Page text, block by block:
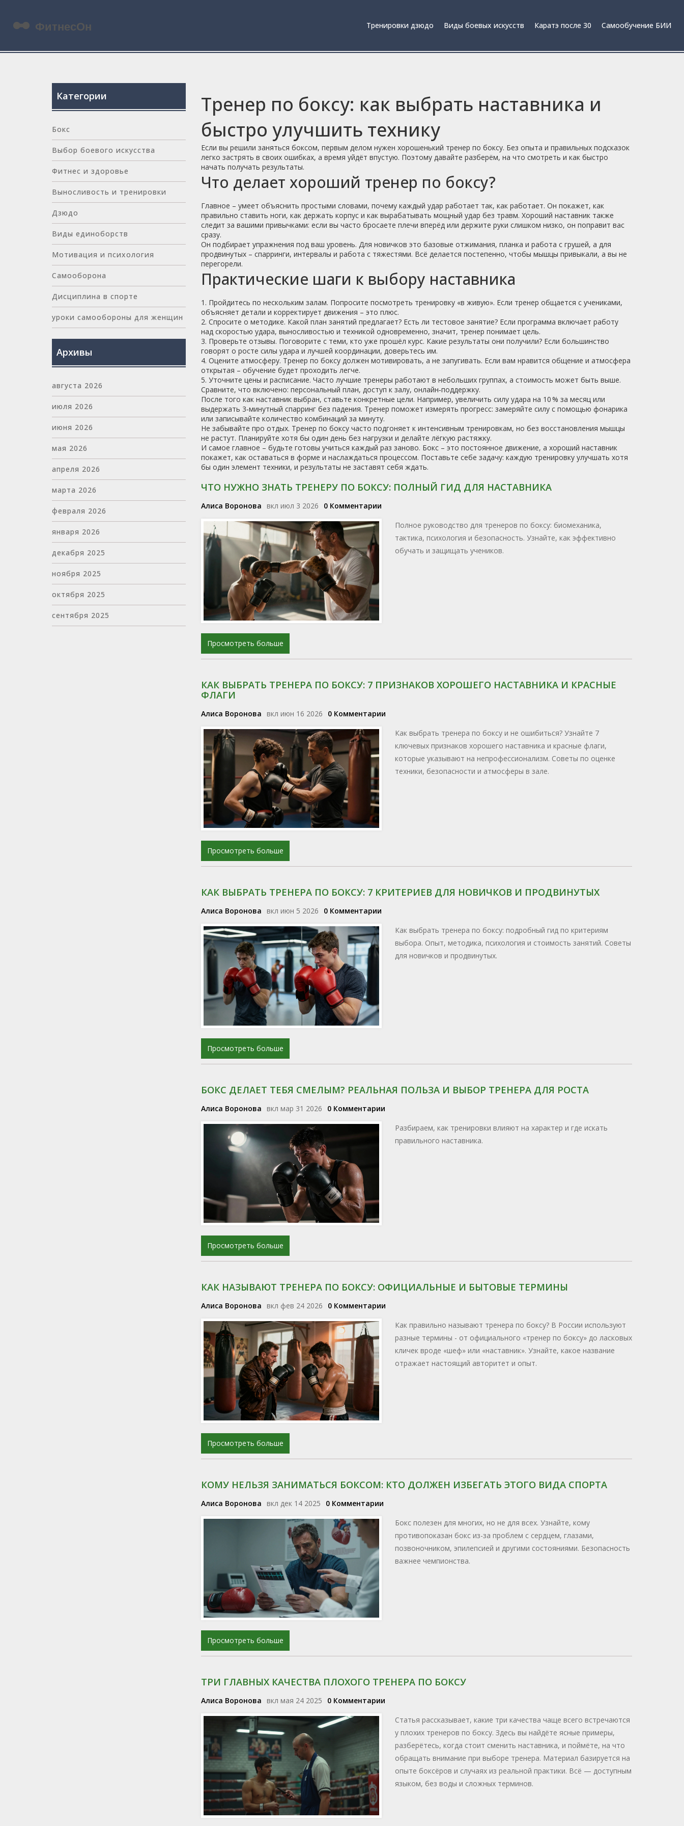
Тренировки дзюдо Виды боевых искусств Каратэ после 30 Самообучение БИИ
Тренер по боксу: как выбрать наставника и
быстро улучшить технику
Если вы решили заняться боксом, первым делом нужен хорошенький тренер по боксу. Без опыта и правильных подсказок
легко застрять в своих ошибках, а время уйдёт впустую. Поэтому давайте разберём, на что смотреть и как быстро
начать получать результаты.
Что делает хороший тренер по боксу?
Главное – умеет объяснить простыми словами, почему каждый удар работает так, как работает. Он покажет, как
правильно ставить ноги, как держать корпус и как вырабатывать мощный удар без травм. Хороший наставник также
следит за вашими привычками: если вы часто бросаете плечи вперёд или держите руки слишком низко, он поправит вас
сразу.
Он подбирает упражнения под ваш уровень. Для новичков это базовые отжимания, планка и работа с грушей, а для
продвинутых – спарринги, интервалы и работа с тяжестями. Всё делается постепенно, чтобы мышцы привыкали, а вы не
перегорели.
Практические шаги к выбору наставника
1. Пройдитесь по нескольким залам. Попросите посмотреть тренировку «в живую». Если тренер общается с учениками,
объясняет детали и корректирует движения – это плюс.
2. Спросите о методике. Какой план занятий предлагает? Есть ли тестовое занятие? Если программа включает работу
над скоростью удара, выносливостью и техникой одновременно, значит, тренер понимает цель.
3. Проверьте отзывы. Поговорите с теми, кто уже прошёл курс. Какие результаты они получили? Если большинство
говорят о росте силы удара и лучшей координации, доверьтесь им.
4. Оцените атмосферу. Тренер по боксу должен мотивировать, а не запугивать. Если вам нравится общение и атмосфера
открытая – обучение будет проходить легче.
5. Уточните цены и расписание. Часто лучшие тренеры работают в небольших группах, а стоимость может быть выше.
Сравните, что включено: персональный план, доступ к залу, онлайн‑поддержку.
После того как наставник выбран, ставьте конкретные цели. Например, увеличить силу удара на 10 % за месяц или
выдержать 3‑минутный спарринг без падения. Тренер поможет измерять прогресс: замеряйте силу с помощью фонарика
или записывайте количество комбинаций за минуту.
Не забывайте про отдых. Тренер по боксу часто подгоняет к интенсивным тренировкам, но без восстановления мышцы
не растут. Планируйте хотя бы один день без нагрузки и делайте лёгкую растяжку.
И самое главное – будьте готовы учиться каждый раз заново. Бокс – это постоянное движение, а хороший наставник
покажет, как оставаться в форме и наслаждаться процессом. Поставьте себе задачу: каждую тренировку улучшать хотя
бы один элемент техники, и результаты не заставят себя ждать.
ЧТО НУЖНО ЗНАТЬ ТРЕНЕРУ ПО БОКСУ: ПОЛНЫЙ ГИД ДЛЯ НАСТАВНИКА
Алиса Воронова вкл июл 3 2026
0 Комментарии
Полное руководство для тренеров по боксу: биомеханика,
тактика, психология и безопасность. Узнайте, как эффективно
обучать и защищать учеников.
Просмотреть больше
КАК ВЫБРАТЬ ТРЕНЕРА ПО БОКСУ: 7 ПРИЗНАКОВ ХОРОШЕГО НАСТАВНИКА И КРАСНЫЕ
ФЛАГИ
Алиса Воронова вкл июн 16 2026
0 Комментарии
Как выбрать тренера по боксу и не ошибиться? Узнайте 7
ключевых признаков хорошего наставника и красные флаги,
которые указывают на непрофессионализм. Советы по оценке
техники, безопасности и атмосферы в зале.
Просмотреть больше
КАК ВЫБРАТЬ ТРЕНЕРА ПО БОКСУ: 7 КРИТЕРИЕВ ДЛЯ НОВИЧКОВ И ПРОДВИНУТЫХ
Алиса Воронова вкл июн 5 2026
0 Комментарии
Как выбрать тренера по боксу: подробный гид по критериям
выбора. Опыт, методика, психология и стоимость занятий. Советы
для новичков и продвинутых.
Просмотреть больше
БОКС ДЕЛАЕТ ТЕБЯ СМЕЛЫМ? РЕАЛЬНАЯ ПОЛЬЗА И ВЫБОР ТРЕНЕРА ДЛЯ РОСТА
Алиса Воронова вкл мар 31 2026
0 Комментарии
Разбираем, как тренировки влияют на характер и где искать
правильного наставника.
Просмотреть больше
КАК НАЗЫВАЮТ ТРЕНЕРА ПО БОКСУ: ОФИЦИАЛЬНЫЕ И БЫТОВЫЕ ТЕРМИНЫ
Алиса Воронова вкл фев 24 2026
0 Комментарии
Как правильно называют тренера по боксу? В России используют
разные термины - от официального «тренер по боксу» до ласковых
кличек вроде «шеф» или «наставник». Узнайте, какое название
отражает настоящий авторитет и опыт.
Просмотреть больше
КОМУ НЕЛЬЗЯ ЗАНИМАТЬСЯ БОКСОМ: КТО ДОЛЖЕН ИЗБЕГАТЬ ЭТОГО ВИДА СПОРТА
Алиса Воронова вкл дек 14 2025
0 Комментарии
Бокс полезен для многих, но не для всех. Узнайте, кому
противопоказан бокс из-за проблем с сердцем, глазами,
позвоночником, эпилепсией и другими состояниями. Безопасность
важнее чемпионства.
Просмотреть больше
ТРИ ГЛАВНЫХ КАЧЕСТВА ПЛОХОГО ТРЕНЕРА ПО БОКСУ
Алиса Воронова вкл мая 24 2025
0 Комментарии
Статья рассказывает, какие три качества чаще всего встречаются
у плохих тренеров по боксу. Здесь вы найдёте ясные примеры,
разберётесь, когда стоит сменить наставника, и поймёте, на что
обращать внимание при выборе тренера. Материал базируется на
опыте боксёров и случаях из реальной практики. Всё — доступным
языком, без воды и сложных терминов.
Категории
Бокс
Выбор боевого искусства
Фитнес и здоровье
Выносливость и тренировки
Дзюдо
Виды единоборств
Мотивация и психология
Самооборона
Дисциплина в спорте
уроки самообороны для женщин
Архивы
августа 2026
июля 2026
июня 2026
мая 2026
апреля 2026
марта 2026
февраля 2026
января 2026
декабря 2025
ноября 2025
октября 2025
сентября 2025